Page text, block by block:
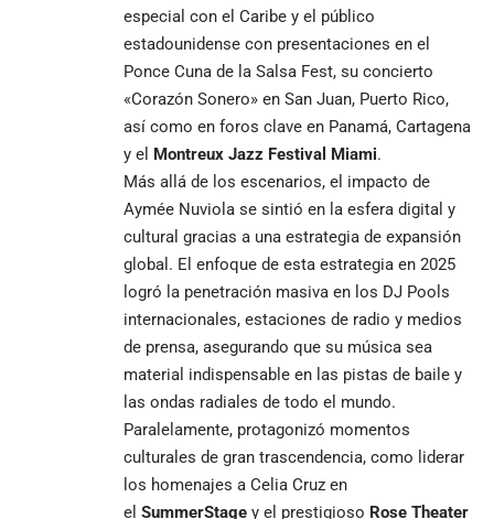
especial con el Caribe y el público
estadounidense con presentaciones en el
Ponce Cuna de la Salsa Fest, su concierto
«Corazón Sonero» en San Juan, Puerto Rico,
así como en foros clave en Panamá, Cartagena
y el Montreux Jazz Festival Miami.
Más allá de los escenarios, el impacto de
Aymée Nuviola se sintió en la esfera digital y
cultural gracias a una estrategia de expansión
global. El enfoque de esta estrategia en 2025
logró la penetración masiva en los DJ Pools
internacionales, estaciones de radio y medios
de prensa, asegurando que su música sea
material indispensable en las pistas de baile y
las ondas radiales de todo el mundo.
Paralelamente, protagonizó momentos
culturales de gran trascendencia, como liderar
los homenajes a Celia Cruz en
el SummerStage y el prestigioso Rose Theater